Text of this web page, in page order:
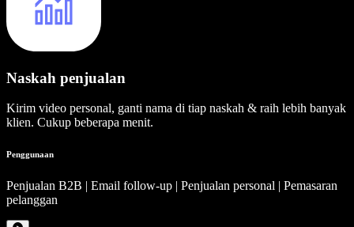
Naskah penjualan
Kirim video personal, ganti nama di tiap naskah & raih lebih banyak
klien. Cukup beberapa menit.
Penggunaan
Penjualan B2B | Email follow-up | Penjualan personal | Pemasaran
pelanggan